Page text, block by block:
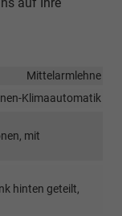
Mittelarmlehne
Klimaautomatik
mit
hinten geteilt,